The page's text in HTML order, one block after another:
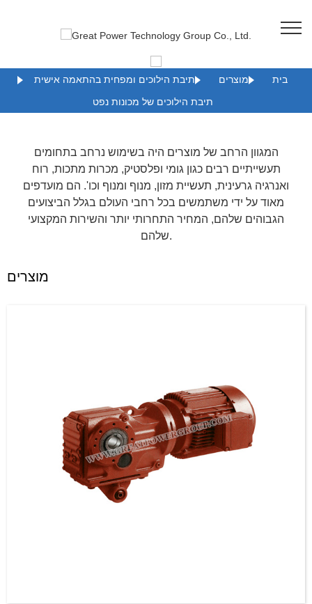
בית מוצרים
תיבת הילוכים ומפחית בהתאמה אישית
תיבת הילוכים של מכונות נפט
המגוון הרחב של מוצרים היה בשימוש נרחב בתחומים
תעשייתיים רבים כגון גומי ופלסטיק, מכרות מתכות, רוח
ואנרגיה גרעינית, תעשיית מזון, מנוף ומנוף וכו'. הם מועדפים
מאוד על ידי משתמשים בכל רחבי העולם בגלל הביצועים
הגבוהים שלהם, המחיר התחרותי יותר והשירות המקצועי
שלהם.
מוצרים